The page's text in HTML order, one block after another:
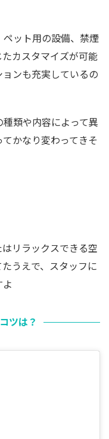
ット用の設備、禁煙
カスタマイズが可能
ンも充実しているの
類や内容によって異
かなり変わってきそ
リラックスできる空
うえで、スタッフに
ツは？